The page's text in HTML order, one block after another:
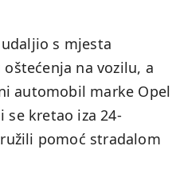
s mjesta
na vozilu, a
automobil marke Opel
kretao iza 24-
pomoć stradalom